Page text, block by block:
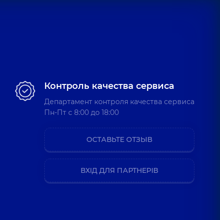
Сергеевна
детский; Дерматолог-хирург,
Владимировна
медицины (ФРМ); Вертебролог;
Врач физической и реабилитационной медицины (ФРМ),
Контроль качества сервиса
Департамент контроля качества сервиса
Пн-Пт c 8:00 до 18:00
ОСТАВЬТЕ ОТЗЫВ
ВХІД ДЛЯ ПАРТНЕРІВ